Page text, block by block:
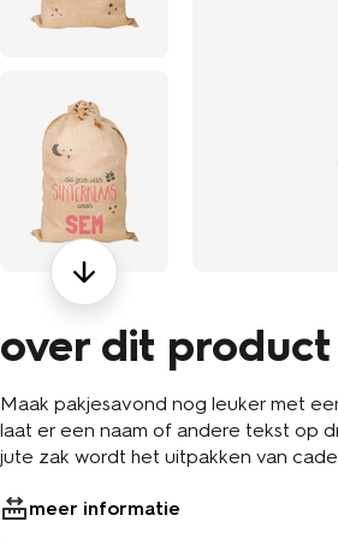
over dit product
Maak pakjesavond nog leuker met
laat er een naam of andere tekst op
jute zak wordt het uitpakken van
meer informatie